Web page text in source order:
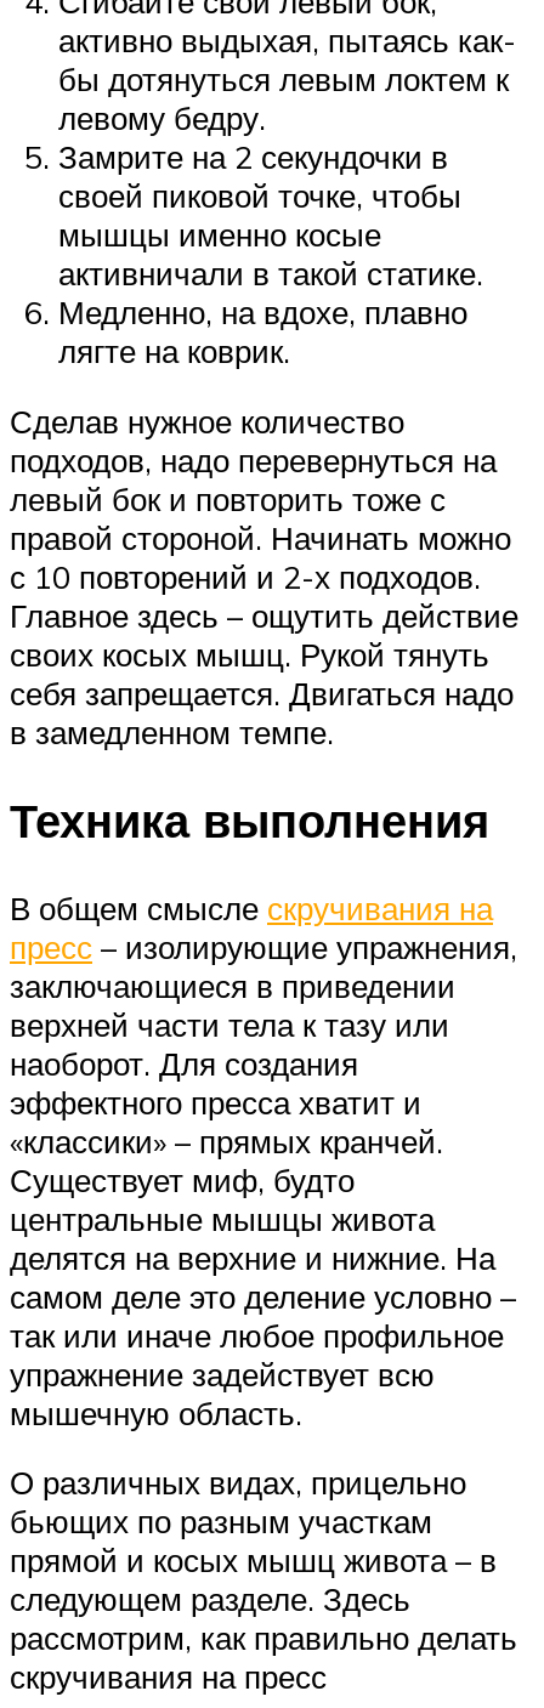
активно выдыхая, пытаясь как-
бы дотянуться левым локтем к
левому бедру.
Замрите на 2 секундочки в
своей пиковой точке, чтобы
мышцы именно косые
активничали в такой статике.
Медленно, на вдохе, плавно
лягте на коврик.
Сделав нужное количество
подходов, надо перевернуться на
левый бок и повторить тоже с
правой стороной. Начинать можно
с 10 повторений и 2-х подходов.
Главное здесь – ощутить действие
своих косых мышц. Рукой тянуть
себя запрещается. Двигаться надо
в замедленном темпе.
Техника выполнения
В общем смысле скручивания на
пресс – изолирующие упражнения,
заключающиеся в приведении
верхней части тела к тазу или
наоборот. Для создания
эффектного пресса хватит и
«классики» – прямых кранчей.
Существует миф, будто
центральные мышцы живота
делятся на верхние и нижние. На
самом деле это деление условно –
так или иначе любое профильное
упражнение задействует всю
мышечную область.
О различных видах, прицельно
бьющих по разным участкам
прямой и косых мышц живота – в
следующем разделе. Здесь
рассмотрим, как правильно делать
скручивания на пресс